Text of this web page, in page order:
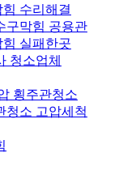
수리해결
구막힘 공용관
실패한곳
청소업체
횡주관청소
청소 고압세척